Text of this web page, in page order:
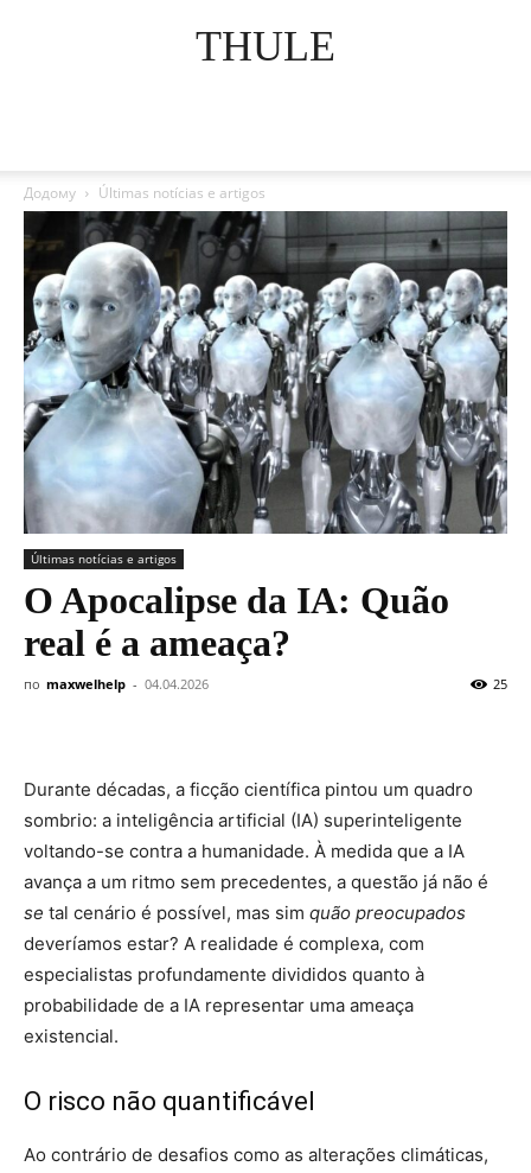
THULE
Додому Últimas notícias e artigos
Últimas notícias e artigos
O Apocalipse da IA: Quão
real é a ameaça?
по maxwelhelp - 04.04.2026 25
Durante décadas, a ficção científica pintou um quadro
sombrio: a inteligência artificial (IA) superinteligente
voltando-se contra a humanidade. À medida que a IA
avança a um ritmo sem precedentes, a questão já não é
se tal cenário é possível, mas sim quão preocupados
deveríamos estar? A realidade é complexa, com
especialistas profundamente divididos quanto à
probabilidade de a IA representar uma ameaça
existencial.
O risco não quantificável
Ao contrário de desafios como as alterações climáticas,